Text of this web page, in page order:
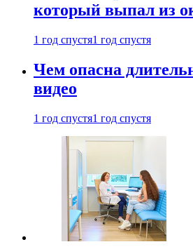
который выпал из
1 год спустя1 год спустя
Чем опасна
видео
1 год спустя1 год спустя